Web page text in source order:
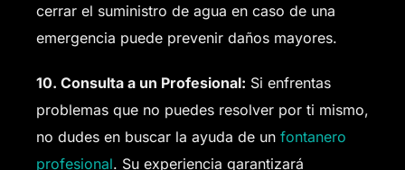
cerrar el suministro de agua en caso de una
emergencia puede prevenir daños mayores.
10. Consulta a un Profesional: Si enfrentas
problemas que no puedes resolver por ti mismo,
no dudes en buscar la ayuda de un fontanero
profesional. Su experiencia garantizará